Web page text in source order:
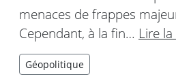
menaces de frappes
Cependant, à la fin… Lire
Géopolitique